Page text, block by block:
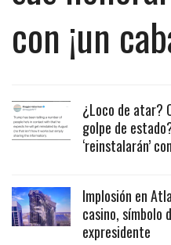
con ¡un
¿Loco de atar?
golpe de
‘reinstalarán’
Implosión en
casino, símbolo
expresidente